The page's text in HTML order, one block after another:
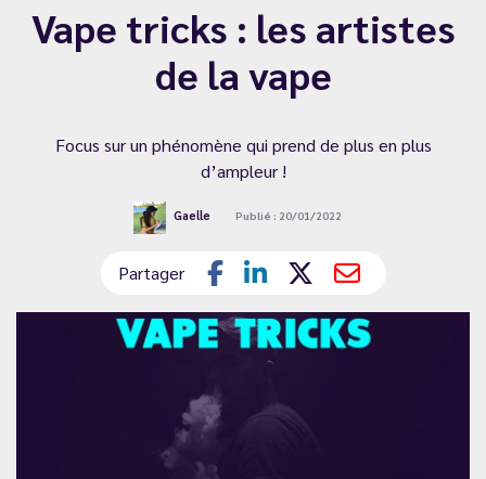
Vape tricks : les artistes
de la vape
Focus sur un phénomène qui prend de plus en plus
d’ampleur !
Gaelle Publié : 20/01/2022
Partager